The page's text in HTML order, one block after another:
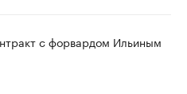
с форвардом Ильиным